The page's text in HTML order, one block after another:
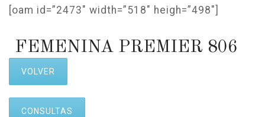
[oam id=”2473″ width=”518″ heigh=”498″]
FEMENINA PREMIER 806
VOLVER
CONSULTAS